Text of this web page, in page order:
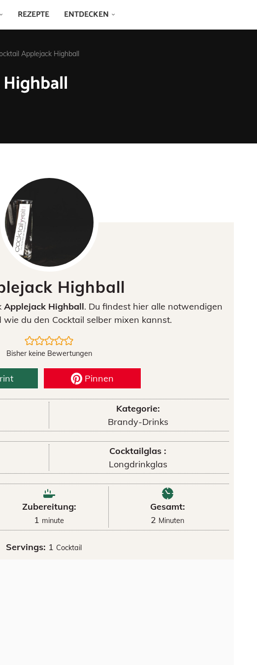
REZEPTE ENTDECKEN
Applejack Highball
Highball
Applejack Highball. Du findest hier alle notwendigen
du den Cocktail selber mixen kannst.
Bisher keine Bewertungen
Pinnen
Kategorie:
Brandy-Drinks
Cocktailglas :
Longdrinkglas
Zubereitung:
1 minute
Gesamt:
2 Minuten
Servings: 1 Cocktail